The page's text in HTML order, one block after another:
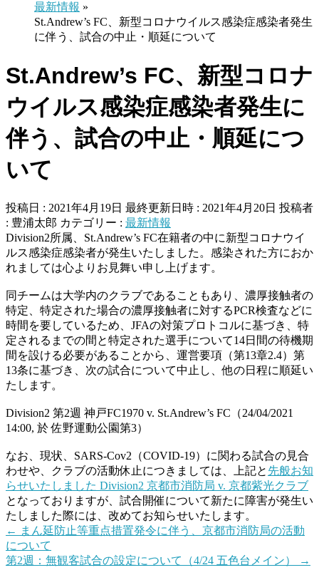
最新情報 »
St.Andrew’s FC、新型コロナウイルス感染症感染者発生
に伴う、試合の中止・順延について
St.Andrew’s FC、新型コロナ
ウイルス感染症感染者発生に
伴う、試合の中止・順延につ
いて
投稿日 : 2021年4月19日 最終更新日時 : 2021年4月20日 投稿者
: 豊浦太郎 カテゴリー : 最新情報
Division2所属、St.Andrew’s FC在籍者の中に新型コロナウイ
ルス感染症感染者が発生いたしました。感染された方におか
れましては心よりお見舞い申し上げます。
同チームは大学内のクラブであることもあり、濃厚接触者の
特定、特定された場合の濃厚接触者に対するPCR検査などに
時間を要しているため、JFAの対策プロトコルに基づき、特
定されるまでの間と特定された選手について14日間の待機期
間を設ける必要があることから、運営要項（第13章2.4）第
13条に基づき、次の試合について中止し、他の日程に順延い
たします。
Division2 第2週 神戸FC1970 v. St.Andrew’s FC（24/04/2021
14:00, 於 佐野運動公園第3）
なお、現状、SARS-Cov2（COVID-19）に関わる試合の見合
わせや、クラブの活動休止につきましては、上記と 先般お知
らせいたしました Division2 京都市消防局 v. 京都紫光クラブ
となっておりますが、試合開催について新たに障害が発生い
たしました際には、改めてお知らせいたします。
← まん延防止等重点措置発令に伴う、京都市消防局の活動
について
第2週：無観客試合の設定について（4/24 五色台メイン）
→